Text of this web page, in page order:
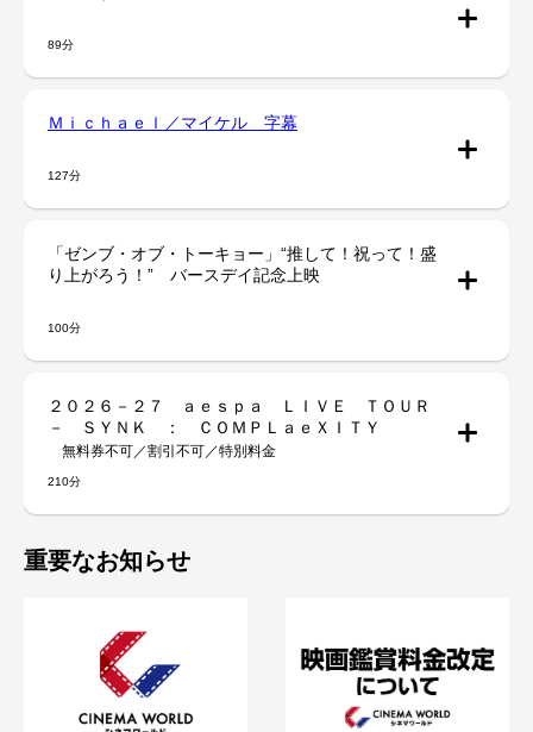
89分
Ｍｉｃｈａｅｌ／マイケル 字幕
127分
「ゼンブ・オブ・トーキョー」“推して！祝って！盛
り上がろう！” バースデイ記念上映
100分
２０２６－２７ ａｅｓｐａ ＬＩＶＥ ＴＯＵＲ
－ ＳＹＮＫ ： ＣＯＭＰＬａｅＸＩＴＹ
無料券不可／割引不可／特別料金
210分
重要なお知らせ